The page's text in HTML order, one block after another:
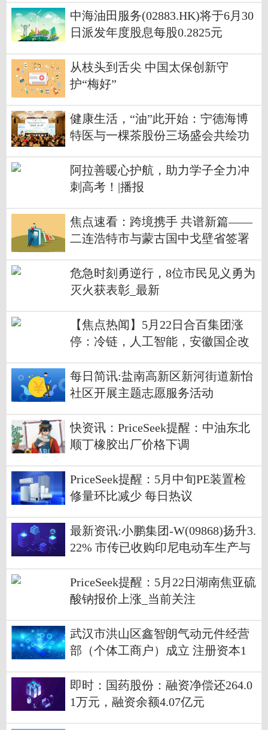
中海油田服务(02883.HK)将于6月30
日派发年度股息每股0.2825元
从枝头到舌尖 中国太保创新守
护“梅好”
健康生活，“油”此开始：宁德海博
特医与一棵茶股份三场盛会共绘功
阿拉善暖心护航，助力学子全力冲
刺高考！|播报
焦点速看：跨境携手 共谱新篇——
二连浩特市与蒙古国中戈壁省签署
危急时刻勇逆行，8位市民见义勇为
灭火获表彰_最新
【焦点热闻】5月22日合百集团涨
停：冷链，人工智能，安徽国企改
每日简讯:盐南高新区新河街道新怡
社区开展主题志愿服务活动
快资讯：PriceSeek提醒：中油东北
顺丁橡胶出厂价格下调
PriceSeek提醒：5月中旬PE装置检
修量环比减少 每日热议
最新资讯:小鹏集团-W(09868)扬升3.
22% 市传已收购印尼电动车生产与
PriceSeek提醒：5月22日湖南焦亚硫
酸钠报价上涨_当前关注
武汉市洪山区鑫智朗气动元件经营
部（个体工商户）成立 注册资本1
即时：国药股份：融资净偿还264.0
1万元，融资余额4.07亿元